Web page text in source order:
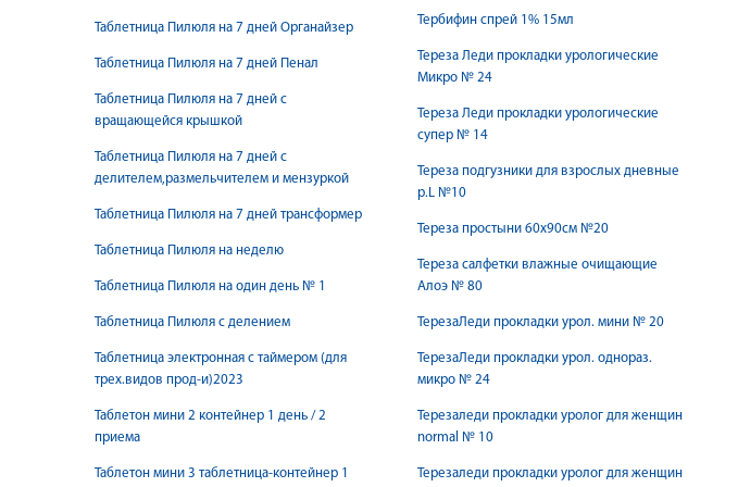
Таблетница Пилюля на 7 дней Органайзер
Таблетница Пилюля на 7 дней Пенал
Таблетница Пилюля на 7 дней с
вращающейся крышкой
Таблетница Пилюля на 7 дней с
делителем,размельчителем и мензуркой
Таблетница Пилюля на 7 дней трансформер
Таблетница Пилюля на неделю
Таблетница Пилюля на один день № 1
Таблетница Пилюля с делением
Таблетница электронная с таймером (для
трех.видов прод-и)2023
Таблетон мини 2 контейнер 1 день / 2
приема
Таблетон мини 3 таблетница-контейнер 1
Тербифин спрей 1% 15мл
Тереза Леди прокладки урологические
Микро № 24
Тереза Леди прокладки урологические
супер № 14
Тереза подгузники для взрослых дневные
р.L №10
Тереза простыни 60х90см №20
Тереза салфетки влажные очищающие
Алоэ № 80
ТерезаЛеди прокладки урол. мини № 20
ТерезаЛеди прокладки урол. однораз.
микро № 24
Терезаледи прокладки уролог для женщин
normal № 10
Терезаледи прокладки уролог для женщин